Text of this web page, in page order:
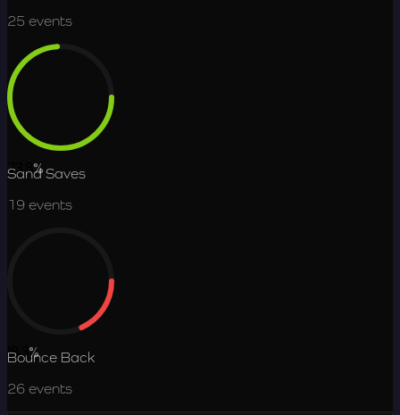
25 events
73.8%
Sand Saves
19 events
18.3%
Bounce Back
26 events